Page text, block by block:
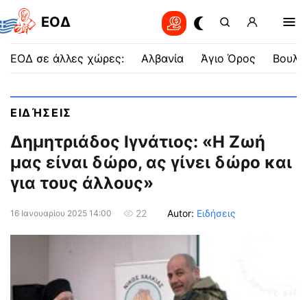
EOΔ
ΕΟΔ σε άλλες χώρες: Αλβανία Άγιο Όρος
ΕΙΔΉΣΕΙΣ
Δημητριάδος Ιγνάτιος: «Η Ζωή
μας είναι δώρο, ας γίνει δώρο και
για τους άλλους»
16 Ιανουαρίου 2025 14:00 22 Autor: Ειδήσεις